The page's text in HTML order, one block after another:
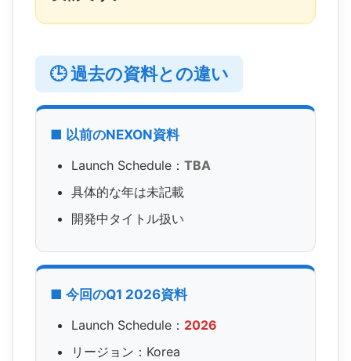
🕒 過去の資料との違い
■ 以前のNEXON資料
Launch Schedule：TBA
具体的な年は未記載
開発中タイトル扱い
■ 今回のQ1 2026資料
Launch Schedule： 2026
リージョン：Korea